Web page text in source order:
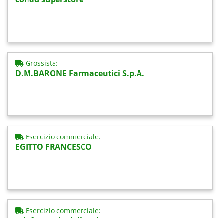
Grossista:
D.M.BARONE Farmaceutici S.p.A.
Esercizio commerciale:
EGITTO FRANCESCO
Esercizio commerciale: